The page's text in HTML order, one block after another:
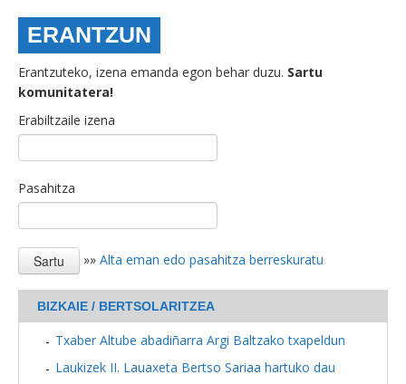
ERANTZUN
Erantzuteko, izena emanda egon behar duzu. Sartu
komunitatera!
Erabiltzaile izena
Pasahitza
»» Alta eman edo pasahitza berreskuratu
BIZKAIE / BERTSOLARITZEA
Txaber Altube abadiñarra Argi Baltzako txapeldun
Laukizek II. Lauaxeta Bertso Sariaa hartuko dau